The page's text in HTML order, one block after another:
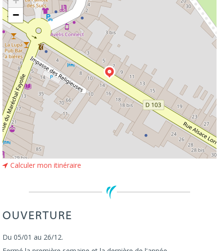
−
Calculer mon itinéraire
OUVERTURE
Du 05/01 au 26/12.